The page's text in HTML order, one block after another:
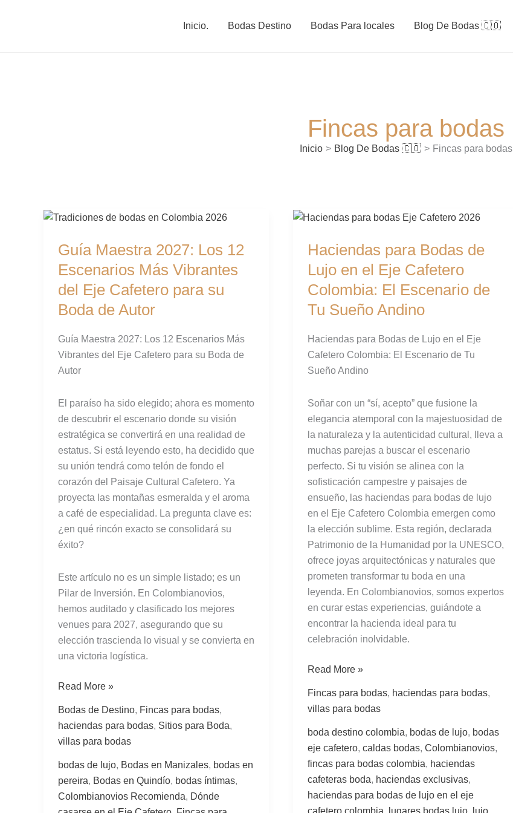
Inicio. Bodas Destino Bodas Para locales Blog De Bodas 🇨🇴
Fincas para bodas
Inicio Blog De Bodas 🇨🇴 Fincas para bodas
Guía Maestra 2027: Los 12
Escenarios Más Vibrantes
del Eje Cafetero para su
Boda de Autor
Guía Maestra 2027: Los 12 Escenarios Más
Vibrantes del Eje Cafetero para su Boda de
Autor
El paraíso ha sido elegido; ahora es momento
de descubrir el escenario donde su visión
estratégica se convertirá en una realidad de
estatus. Si está leyendo esto, ha decidido que
su unión tendrá como telón de fondo el
corazón del Paisaje Cultural Cafetero. Ya
proyecta las montañas esmeralda y el aroma
a café de especialidad. La pregunta clave es:
¿en qué rincón exacto se consolidará su
éxito?
Este artículo no es un simple listado; es un
Pilar de Inversión. En Colombianovios,
hemos auditado y clasificado los mejores
venues para 2027, asegurando que su
elección trascienda lo visual y se convierta en
una victoria logística.
Guía
2027:
Los
Escenarios
Más
del
Eje
Cafetero
su
Boda
de
Autor
Read More »
Bodas de Destino, Fincas para bodas,
haciendas para bodas, Sitios para Boda,
villas para bodas
bodas de lujo, Bodas en Manizales, bodas en
pereira, Bodas en Quindío, bodas íntimas,
Colombianovios Recomienda, Dónde
Haciendas para Bodas de
Lujo en el Eje Cafetero
Colombia: El Escenario de
Tu Sueño Andino
Haciendas para Bodas de Lujo en el Eje
Cafetero Colombia: El Escenario de Tu
Sueño Andino
Soñar con un “sí, acepto” que fusione la
elegancia atemporal con la majestuosidad de
la naturaleza y la autenticidad cultural, lleva a
muchas parejas a buscar el escenario
perfecto. Si tu visión se alinea con la
sofisticación campestre y paisajes de
ensueño, las haciendas para bodas de lujo
en el Eje Cafetero Colombia emergen como
la elección sublime. Esta región, declarada
Patrimonio de la Humanidad por la UNESCO,
ofrece joyas arquitectónicas y naturales que
prometen transformar tu boda en una
leyenda. En Colombianovios, somos expertos
en curar estas experiencias, guiándote a
encontrar la hacienda ideal para tu
celebración inolvidable.
Haciendas
Bodas
de
Lujo
en
Cafetero
Colombia:
El
de
Tu
Sueño
Andino
Read More »
Fincas para bodas, haciendas para bodas,
villas para bodas
boda destino colombia, bodas de lujo, bodas
eje cafetero,caldas bodas,Colombianovios,
fincas para bodas colombia, haciendas
cafeteras boda, haciendas exclusivas,
haciendas para bodas de lujo en el eje
cafetero colombia
lugares bodas lujo lujo